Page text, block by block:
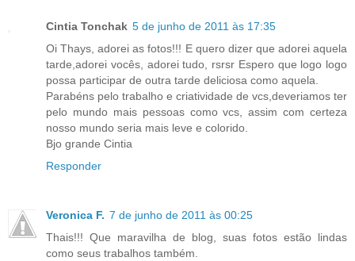
Cintia Tonchak 5 de junho de 2011 às 17:35
Oi Thays, adorei as fotos!!! E quero dizer que adorei aquela
tarde,adorei vocês, adorei tudo, rsrsr Espero que logo logo
possa participar de outra tarde deliciosa como aquela.
Parabéns pelo trabalho e criatividade de vcs,deveriamos ter
pelo mundo mais pessoas como vcs, assim com certeza
nosso mundo seria mais leve e colorido.
Bjo grande Cintia
Responder
Veronica F. 7 de junho de 2011 às 00:25
Thais!!! Que maravilha de blog, suas fotos estão lindas
como seus trabalhos também.